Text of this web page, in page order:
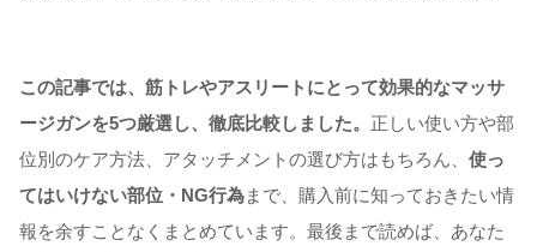
この記事では、筋トレやアスリートにとって効果的なマッサ
ージガンを5つ厳選し、徹底比較しました。 正しい使い方や部
位別のケア方法、アタッチメントの選び方はもちろん、 使っ
てはいけない部位・NG行為まで、購入前に知っておきたい情
報を余すことなくまとめています。最後まで読めば、あなた